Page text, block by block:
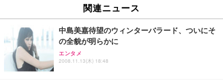
Sezlife オフィスチェア デスクチェア 疲れない テレ
ワーク チェア 強化バックレスト 30度ロッキング機
レスト 3Dヘッドレスト ハンガー付き 高反発クッシ
ョン PCチェア 通気性メッシュ ゲーミング/勉強/事
務用 おしゃれ パソコンチェア (ブラック)
￥7,680
Sezlife オフィスチェア デスクチェア 疲れない テレ
【純正品】27"ゲーミングモニター DualSense 充電
フック付き（CFI-ZDM1J）
￥49,979
【整備済み品】Dell E2724HS 27インチ 液晶モニタ
ネオ・ルーライフ ネオ・オムツ L 中型犬用 26枚入
り 単品
￥1,800
Smart Basic(スマートベーシック) 【Amazon.co.jp
関連ニュース
中島美嘉待望のウィンターバラード、ついにそ
の全貌が明らかに
エンタメ
2008.11.13(木) 18:48